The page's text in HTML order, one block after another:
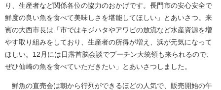
り、生産者など関係各位の協力のおかげです。長門市の安心安全で
鮮度の良い魚を食べて美味しさを堪能してほしい」とあいさつ。来
賓の大西市長は「市ではキジハタやアワビの放流など水産資源を増
やす取り組みをしており、生産者の所得が増え、浜が元気になって
ほしい。12月には日露首脳会談でプーチン大統領も来られるので、
ぜひ仙崎の魚を食べていただきたい」とあいさつしました。
鮮魚の直売会は朝から行列ができるほどの人気で、販売開始の午